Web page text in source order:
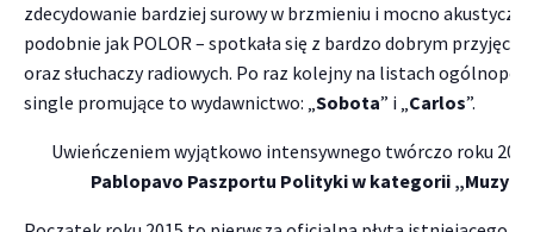
zdecydowanie bardziej surowy w brzmieniu i mocno
podobnie jak POLOR – spotkała się z bardzo dobrym
oraz słuchaczy radiowych. Po raz kolejny na listach
single promujące to wydawnictwo: „Sobota” i „Carlos”.
Uwieńczeniem wyjątkowo intensywnego twórczo roku
Pablopavo Paszportu Polityki w kategorii „Muzyka